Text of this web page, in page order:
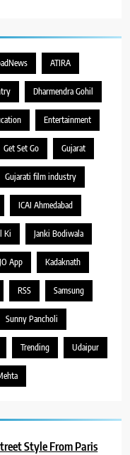
ATIRA
Dharmendra Gohil
Entertainment
Get Set Go Gujarat
Gujarati film industry
ICAI Ahmedabad
Ki Janki Bodiwala
App Kadaknath
RSS Samsung
Sunny Pancholi
Trending Udaipur
Style From Paris